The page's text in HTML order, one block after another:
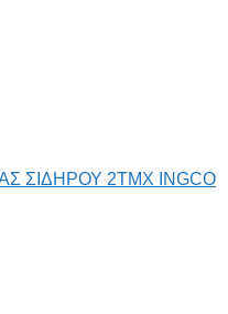
ΣΙΔΗΡΟΥ 2ΤΜΧ INGCO